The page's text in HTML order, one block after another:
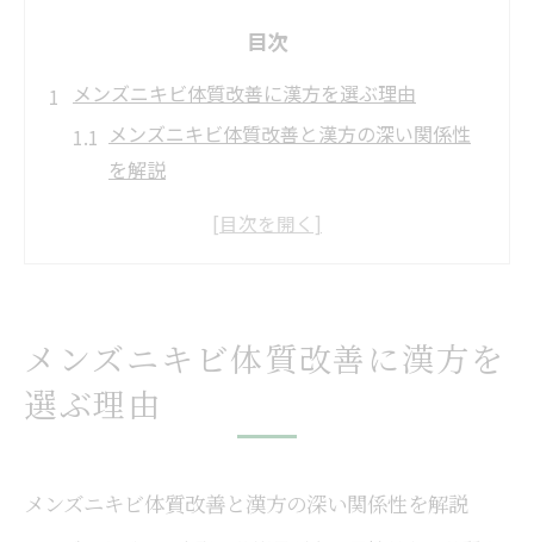
目次
メンズニキビ体質改善に漢方を選ぶ理由
メンズニキビ体質改善と漢方の深い関係性
を解説
男性特有のメンズニキビに漢方が選ばれる
繰り返すメンズニキビに体質改善が必要な
理由
漢方でメンズニキビの根本ケアを目指すポ
兵庫県で始める根本療法の新提案
メンズニキビ体質改善に漢方を
選ぶ理由
メンズニキビ体質改善と漢方の深い関係性を解説